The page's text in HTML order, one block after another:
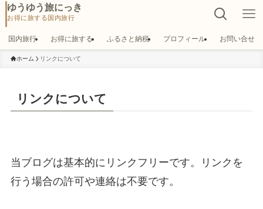
ゆうゆう旅にっき
国内旅行 お得に旅する ふるさと納税 プロフィール お問い合せ
ホーム リンクについて
リンクについて
当ブログは基本的にリンクフリーです。リンクを
行う場合の許可や連絡は不要です。